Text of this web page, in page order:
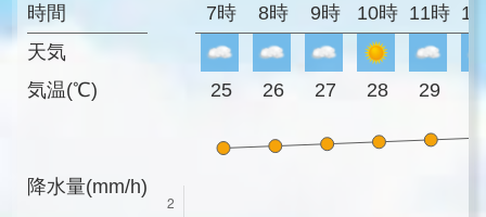
時間
天気
気温(℃)
降水量(mm/h)
7時 8時 9時 10時 11時
25 26 27 28 29